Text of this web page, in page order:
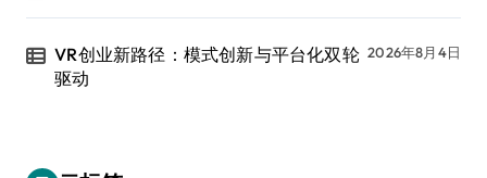
VR创业新路径：模式创新与平台化双轮
驱动
2026年8月4日